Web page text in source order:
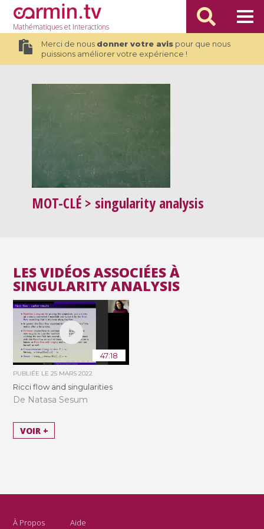
Mathématiqueset Interactions
Merci de nous donner votre avispour que nous
puissions améliorer votre expérience !
MOT-CLÉ > singularity analysis
LES VIDÉOS ASSOCIÉES À
SINGULARITY ANALYSIS
47:18
PUBLIÉE LE25 MARS 2022
Ricci flow and singularities
De Natasa Sesum
VOIR +
À Propos Aide